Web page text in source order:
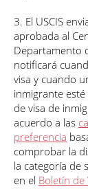
3. El USCIS
aprobada al
Departamento
notificará
visa y cuando
inmigrante
de visa de
acuerdo a las
preferencia
comprobar la
la categoría de
en el Boletín de